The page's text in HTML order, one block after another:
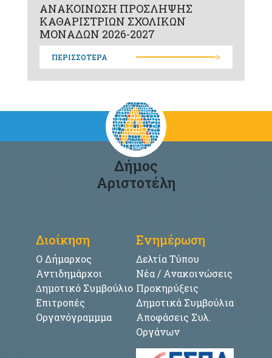
ΑΝΑΚΟΙΝΩΣΗ ΠΡΟΣΛΗΨΗΣ
ΚΑΘΑΡΙΣΤΡΙΩΝ ΣΧΟΛΙΚΩΝ
ΜΟΝΑΔΩΝ 2026-2027
ΠΕΡΙΣΣΟΤΕΡΑ >
Δήμος
Αριστοτέλη
Διοίκηση
Ο Δήμαρχος
Αντιδημάρχοι
∆ημοτικό Συμβούλιο
Επιτροπές
Οργανόγραμμμα
Ενημέρωση
Δελτία Τύπου
Νέα / Ανακοινώσεις
Προκηρύξεις
Δημοτικά Συμβούλια
Αποφάσεις Συλ.
Οργάνων